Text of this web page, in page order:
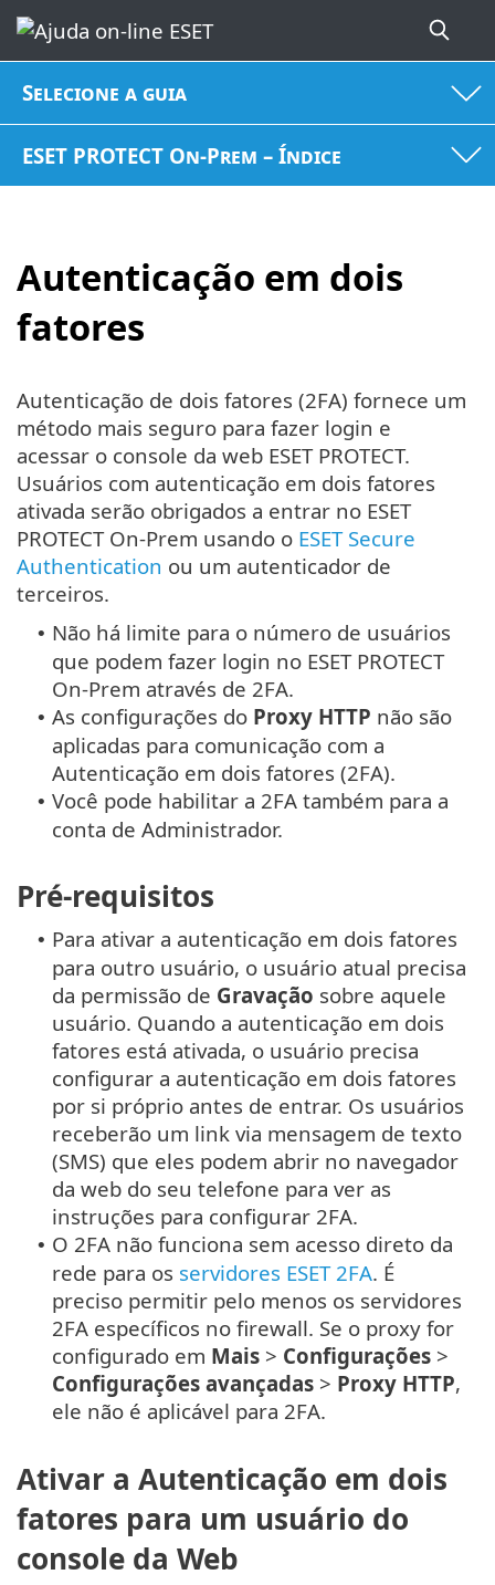
Selecione a guia
ESET PROTECT On-Prem – Índice
Autenticação em dois
fatores
Autenticação de dois fatores (2FA) fornece um
método mais seguro para fazer login e
acessar o console da web ESET PROTECT.
Usuários com autenticação em dois fatores
ativada serão obrigados a entrar no ESET
PROTECT On-Prem usando o ESET Secure
Authentication ou um autenticador de
terceiros.
• Não há limite para o número de usuários
que podem fazer login no ESET PROTECT
On-Prem através de 2FA.
• As configurações do Proxy HTTP não são
aplicadas para comunicação com a
Autenticação em dois fatores (2FA).
• Você pode habilitar a 2FA também para a
conta de Administrador.
Pré-requisitos
• Para ativar a autenticação em dois fatores
para outro usuário, o usuário atual precisa
da permissão de Gravação sobre aquele
usuário. Quando a autenticação em dois
fatores está ativada, o usuário precisa
configurar a autenticação em dois fatores
por si próprio antes de entrar. Os usuários
receberão um link via mensagem de texto
(SMS) que eles podem abrir no navegador
da web do seu telefone para ver as
instruções para configurar 2FA.
• O 2FA não funciona sem acesso direto da
rede para os servidores ESET 2FA. É
preciso permitir pelo menos os servidores
2FA específicos no firewall. Se o proxy for
configurado em Mais > Configurações >
Configurações avançadas > Proxy HTTP,
ele não é aplicável para 2FA.
Ativar a Autenticação em dois
fatores para um usuário do
console da Web